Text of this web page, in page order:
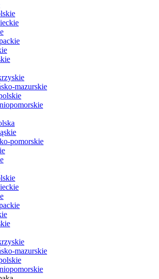
mazurskie
pomorskie
mazurskie